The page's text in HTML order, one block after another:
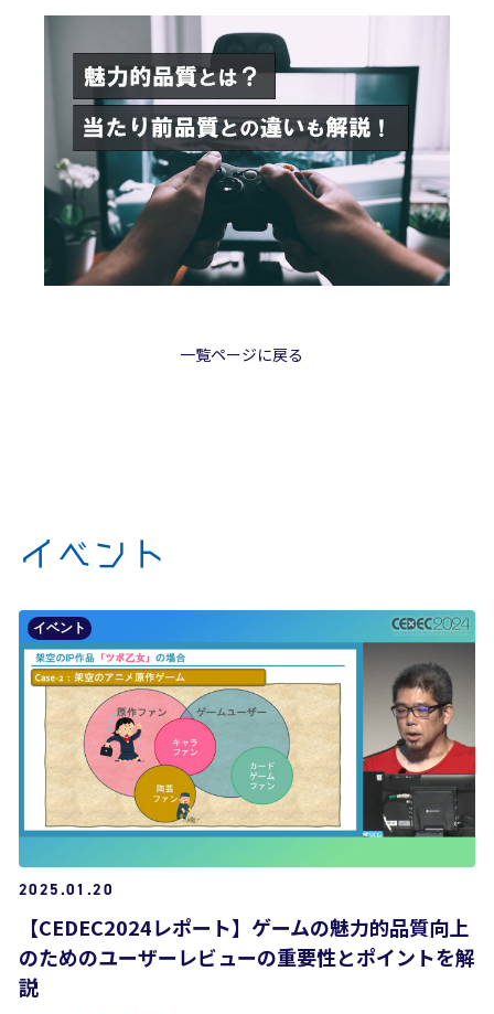
一覧ページに戻る
イベント
イベント
2025.01.20
【CEDEC2024レポート】ゲームの魅力的品質向上
のためのユーザーレビューの重要性とポイントを解
説